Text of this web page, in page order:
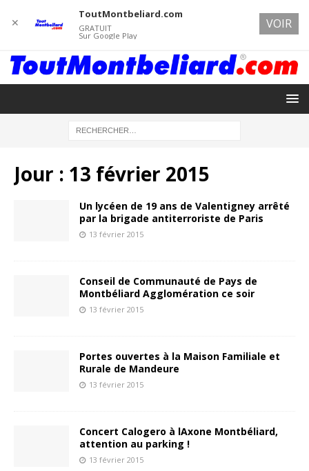
Jour : 13 février 2015
Un lycéen de 19 ans de Valentigney arrêté
par la brigade antiterroriste de Paris
13 février 2015
Conseil de Communauté de Pays de
Montbéliard Agglomération ce soir
13 février 2015
Portes ouvertes à la Maison Familiale et
Rurale de Mandeure
13 février 2015
Concert Calogero à lAxone Montbéliard,
attention au parking !
13 février 2015
✕
ToutMontbeliard.com
GRATUIT
Sur Google Play
VOIR